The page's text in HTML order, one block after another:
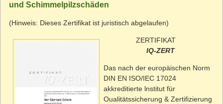
und Schimmelpilzschäden
(Hinweis: Dieses Zertifikat ist juristisch abgelaufen)
ZERTIFIKAT
IQ-ZERT
Das nach der europäischen Norm
DIN EN ISO/IEC 17024
akkreditierte lnstitut für
Oualitätssicherung & Zertifizierung